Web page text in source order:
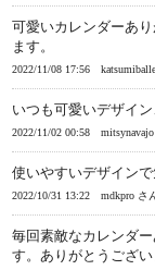
可愛いカレンダーあ
ます。
2022/11/08 17:56
いつも可愛いデザイ
2022/11/02 00:58
使いやすいデザイン
2022/10/31 13:22 mdkpro さ
毎回素敵なカレンダ
す。ありがとうござい